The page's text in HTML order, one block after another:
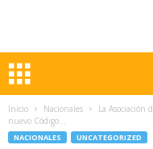
Inicio Nacionales
La Asociación
nuevo Código...
NACIONALES UNCATEGORIZED